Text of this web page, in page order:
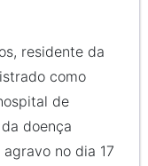
residente da
como
de
doença
no dia 17